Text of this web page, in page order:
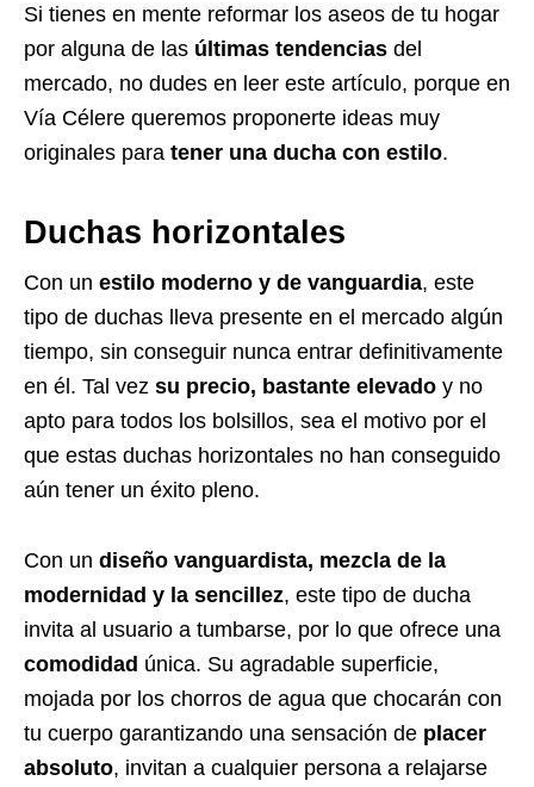
Si tienes en mente reformar los aseos de tu hogar
por alguna de las últimas tendencias del
mercado, no dudes en leer este artículo, porque en
Vía Célere queremos proponerte ideas muy
originales para tener una ducha con estilo.
Duchas horizontales
Con un estilo moderno y de vanguardia, este
tipo de duchas lleva presente en el mercado algún
tiempo, sin conseguir nunca entrar definitivamente
en él. Tal vez su precio, bastante elevado y no
apto para todos los bolsillos, sea el motivo por el
que estas duchas horizontales no han conseguido
aún tener un éxito pleno.
Con un diseño vanguardista, mezcla de la
modernidad y la sencillez, este tipo de ducha
invita al usuario a tumbarse, por lo que ofrece una
comodidad única. Su agradable superficie,
mojada por los chorros de agua que chocarán con
tu cuerpo garantizando una sensación de placer
absoluto, invitan a cualquier persona a relajarse